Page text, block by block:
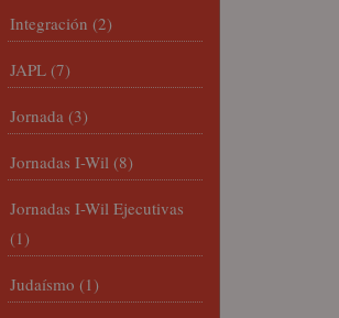
Integración (2)
JAPL (7)
Jornada (3)
Jornadas I-Wil (8)
Jornadas I-Wil Ejecutivas
(1)
Judaísmo (1)